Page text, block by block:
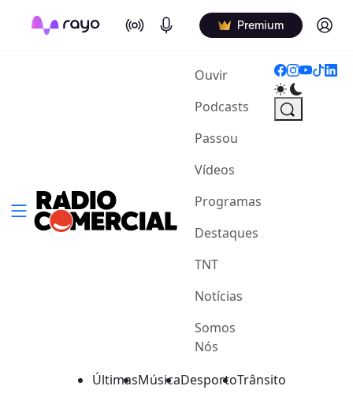
On Air Podcasts Premium Log in
Ouvir(current)
Podcasts
Passou
Vídeos
Programas
Destaques
TNT
Notícias
Somos
Nós
ÚltimasMúsicaDesportoTrânsito